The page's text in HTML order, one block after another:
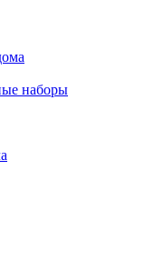
наборы